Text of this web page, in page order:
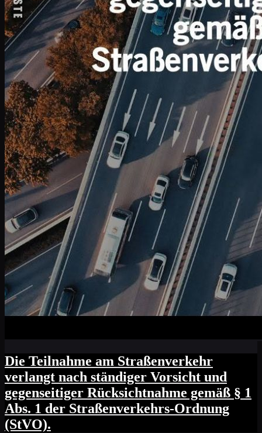
Die Teilnahme am Straßenverkehr
verlangt nach ständiger Vorsicht und
gegenseitiger Rücksichtnahme gemäß § 1
Abs. 1 der Straßenverkehrs-Ordnung
(StVO).